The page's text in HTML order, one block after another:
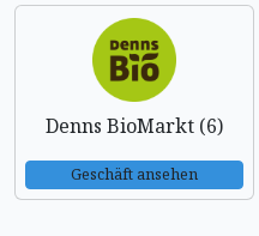
Denns BioMarkt (6)
Geschäft ansehen